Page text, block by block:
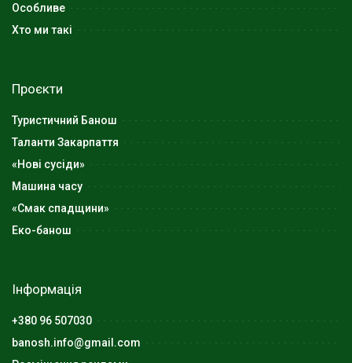
Особливе
Хто ми такі
Проєкти
Туристичний Банош
Таланти Закарпаття
«Нові сусіди»
Машина часу
«Смак спадщини»
Еко-банош
Інформація
+380 96 507030
banosh.info@gmail.com